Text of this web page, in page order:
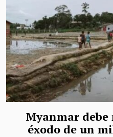
Myanmar
éxodo de un